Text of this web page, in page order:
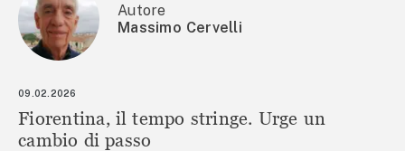
Autore
Massimo Cervelli
09.02.2026
Fiorentina, il tempo stringe. Urge un
cambio di passo